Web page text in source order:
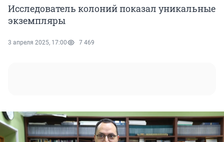
Исследователь колоний показал уникальные
экземпляры
3 апреля 2025, 17:00 7 469